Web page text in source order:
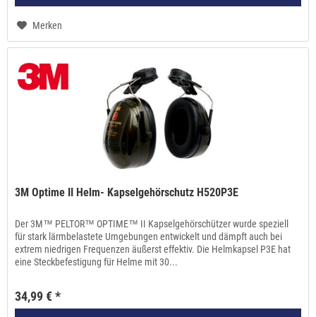
Merken
3M Optime II Helm- Kapselgehörschutz H520P3E
Der 3M™ PELTOR™ OPTIME™ II Kapselgehörschützer wurde speziell
für stark lärmbelastete Umgebungen entwickelt und dämpft auch bei
extrem niedrigen Frequenzen äußerst effektiv. Die Helmkapsel P3E hat
eine Steckbefestigung für Helme mit 30...
34,99 € *